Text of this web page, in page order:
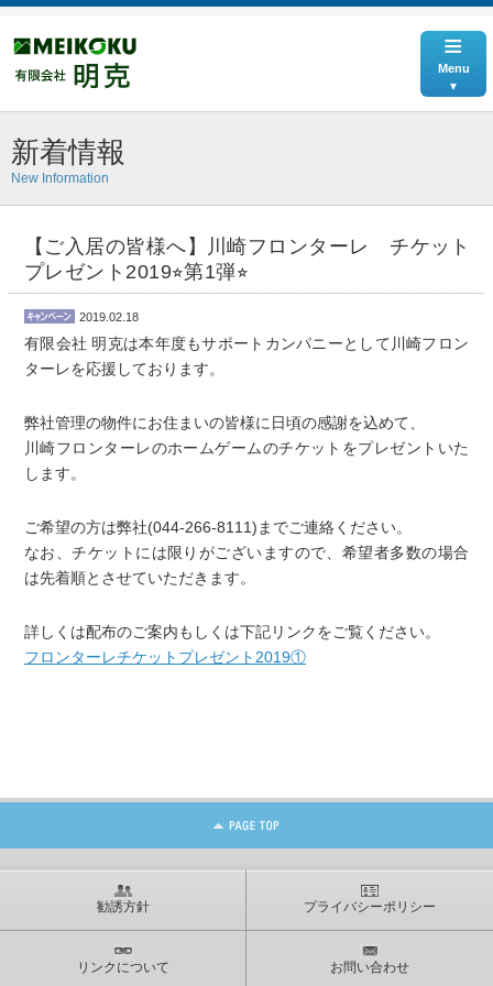
≡
Menu
新着情報
New Information
【ご入居の皆様へ】川崎フロンターレ チケット
プレゼント2019⭐︎第1弾⭐︎
2019.02.18
有限会社 明克は本年度もサポートカンパニーとして川崎フロン
ターレを応援しております。
弊社管理の物件にお住まいの皆様に日頃の感謝を込めて、
川崎フロンターレのホームゲームのチケットをプレゼントいた
します。
ご希望の方は弊社(044-266-8111)までご連絡ください。
なお、チケットには限りがございますので、希望者多数の場合
は先着順とさせていただきます。
詳しくは配布のご案内もしくは下記リンクをご覧ください。
フロンターレチケットプレゼント2019①
勧誘方針 プライバシーポリシー
リンクについて お問い合わせ